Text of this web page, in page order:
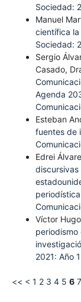
Sociedad:
Manuel
científica la
Sociedad:
Sergio
Casado,
Agenda
Esteban
fuentes de
Edrei
Víctor
2021: Año
<< < 1 2 3 4 5 6 7